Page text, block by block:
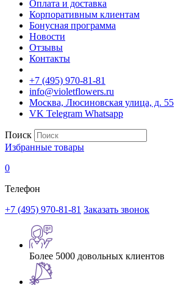
Оплата и доставка
Корпоративным клиентам
Бонусная программа
Новости
Отзывы
Контакты
+7 (495) 970-81-81
info@violetflowers.ru
Москва, Люсиновская улица, д. 55
VK Telegram Whatsapp
Поиск
Избранные товары
0
Телефон
+7 (495) 970-81-81 Заказать звонок
Более 5000 довольных клиентов